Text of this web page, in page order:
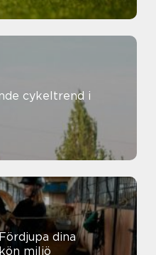
cykeltrend i
dina
miljö